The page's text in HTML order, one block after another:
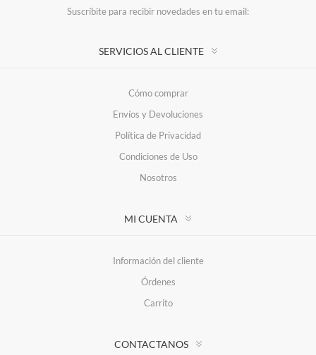
Suscríbite para recibir novedades en tu email:
SERVICIOS AL CLIENTE
Cómo comprar
Envíos y Devoluciones
Política de Privacidad
Condiciones de Uso
Nosotros
MI CUENTA
Información del cliente
Órdenes
Carrito
CONTACTANOS